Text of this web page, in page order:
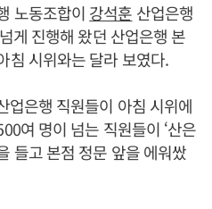
노동조합이 강석훈 산업은행
게 진행해 왔던 산업은행 본
침 시위와는 달라 보였다.
업은행 직원들이 아침 시위에
여 명이 넘는 직원들이 ‘산은
들고 본점 정문 앞을 에워쌌